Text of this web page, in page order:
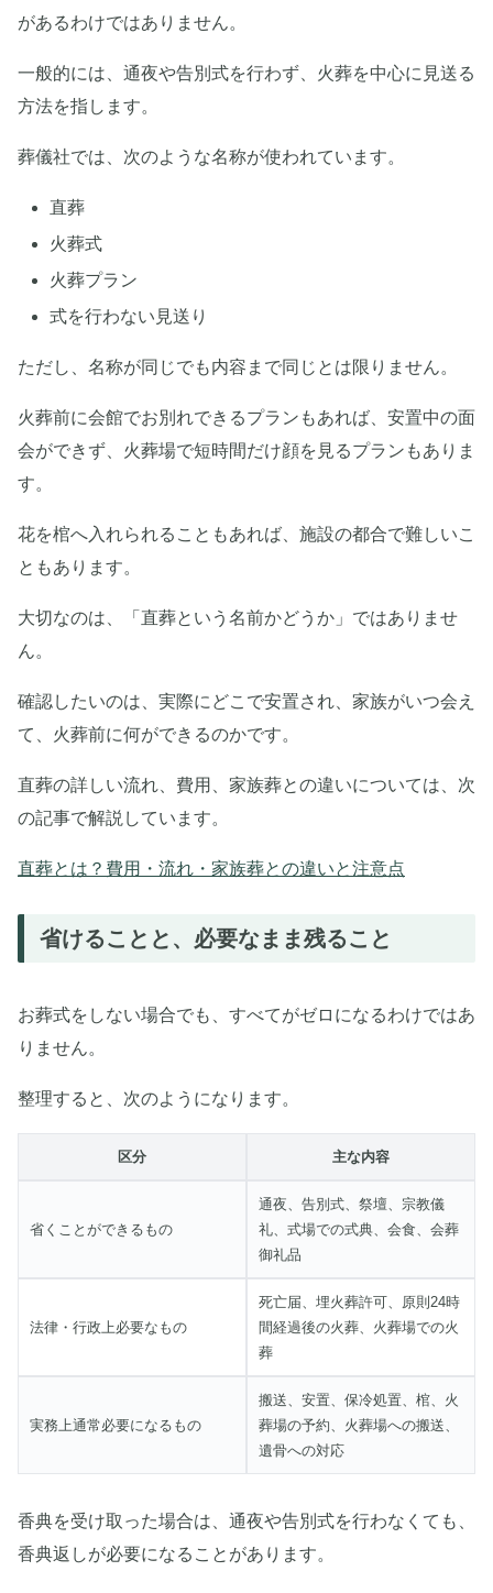
があるわけではありません。
一般的には、通夜や告別式を行わず、火葬を中心に見送る
方法を指します。
葬儀社では、次のような名称が使われています。
直葬
火葬式
火葬プラン
式を行わない見送り
ただし、名称が同じでも内容まで同じとは限りません。
火葬前に会館でお別れできるプランもあれば、安置中の面
会ができず、火葬場で短時間だけ顔を見るプランもありま
す。
花を棺へ入れられることもあれば、施設の都合で難しいこ
ともあります。
大切なのは、「直葬という名前かどうか」ではありませ
ん。
確認したいのは、実際にどこで安置され、家族がいつ会え
て、火葬前に何ができるのかです。
直葬の詳しい流れ、費用、家族葬との違いについては、次
の記事で解説しています。
直葬とは？費用・流れ・家族葬との違いと注意点
省けることと、必要なまま残ること
お葬式をしない場合でも、すべてがゼロになるわけではあ
りません。
整理すると、次のようになります。
区分 主な内容
省くことができるもの
通夜、告別式、祭壇、宗教儀
礼、式場での式典、会食、会葬
御礼品
法律・行政上必要なもの
死亡届、埋火葬許可、原則24時
間経過後の火葬、火葬場での火
葬
実務上通常必要になるもの
搬送、安置、保冷処置、棺、火
葬場の予約、火葬場への搬送、
遺骨への対応
香典を受け取った場合は、通夜や告別式を行わなくても、
香典返しが必要になることがあります。